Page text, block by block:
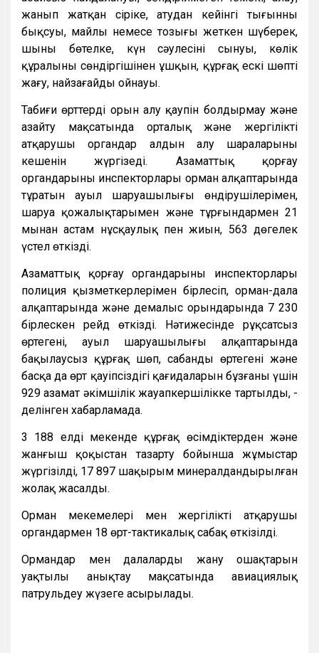
жанып жатқан сіріңке, атудан кейінгі тығынның
бықсуы, майлы немесе тозығы жеткен шүберек,
шыны бөтелке, күн сәулесінің сынуы, көлік
құралының сөндіргішінен ұшқын, құрғақ ескі шөпті
жағу, найзағайдың ойнауы.
Табиғи өрттердің орын алу қаупін болдырмау және
азайту мақсатында орталық және жергілікті
атқарушы органдар алдын алу шараларының
кешенін жүргізеді. Азаматтық қорғау
органдарының инспекторлары орман алқаптарында
тұратын ауыл шаруашылығы өндірушілерімен,
шаруа қожалықтарымен және тұрғындармен 21
мыңнан астам нұсқаулық пен жиын, 563 дөңгелек
үстел өткізді.
Азаматтық қорғау органдарының инспекторлары
полиция қызметкерлерімен бірлесіп, орман-дала
алқаптарында және демалыс орындарында 7 230
бірлескен рейд өткізді. Нәтижесінде рұқсатсыз
өртегені, ауыл шаруашылығы алқаптарында
бақылаусыз құрғақ шөп, сабанды өртегені және
басқа да өрт қауіпсіздігі қағидаларын бұзғаны үшін
929 азамат әкімшілік жауапкершілікке тартылды, -
делінген хабарламада.
3 188 елді мекенде құрғақ өсімдіктерден және
жанғыш қоқыстан тазарту бойынша жұмыстар
жүргізілді, 17 897 шақырым минералдандырылған
жолақ жасалды.
Орман мекемелері мен жергілікті атқарушы
органдармен 18 өрт-тактикалық сабақ өткізілді.
Ормандар мен далалардың жану ошақтарын
уақтылы анықтау мақсатында авиациялық
патрульдеу жүзеге асырылады.